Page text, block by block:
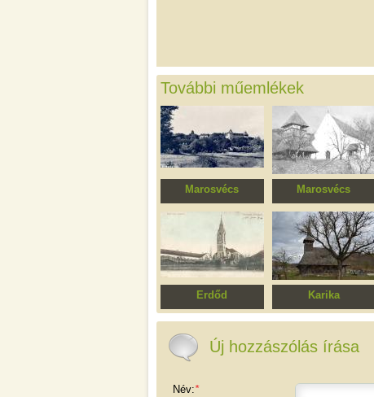
További műemlékek
Marosvécs
Kemény kastély
Marosvécs
Református templom
Erdőd
Szűz Mária római
Karika
Szent Miklós főpap
Új hozzászólás írása
Név:*